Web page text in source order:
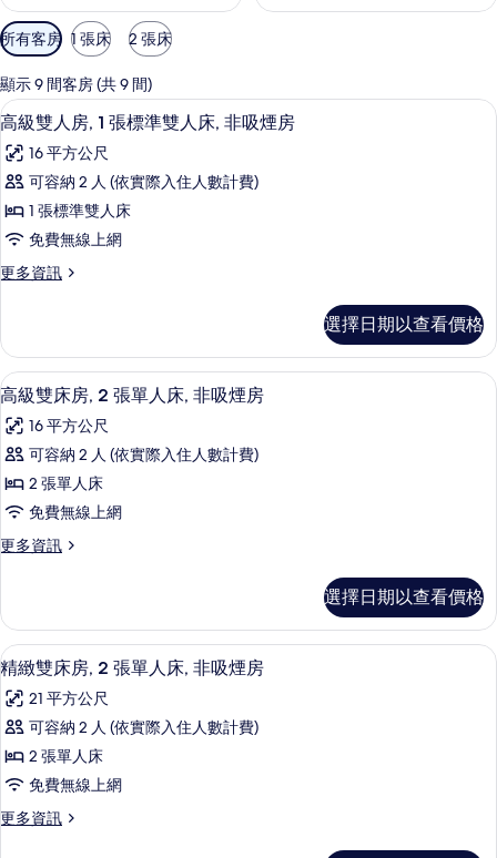
可
用
的
客
房
篩
選
條
所有客房 1 張床 2 張床
顯示 9 間客房 (共 9 間)
顯
示
高
級
雙
房,
張
標
準
雙
人
床,
非
吸
的
所
有
相
片
高級雙人房, 1 張標準雙人床, 非吸煙
3
高級雙人房, 1 張標準雙人床, 非吸煙房
16 平方公尺
可容納 2 人 (依實際入住人數計費)
1 張標準雙人床
免費無線上網
更多資訊
更
雙
人
房,
張
標
雙
人
非
的
詳
情
選擇日期以查看價格
顯
示
高
級
雙
房,
張
單
人
床,
非
吸
煙
房
迷你吧、客房內保險箱、書桌、遮光
2
高級雙床房, 2 張單人床, 非吸煙房
16 平方公尺
可容納 2 人 (依實際入住人數計費)
2 張單人床
免費無線上網
更多資訊
更
雙
床
房,
張
單
床,
非
煙
選擇日期以查看價格
顯
示
精
緻
雙
房,
迷你吧、客房內保險箱、書桌、遮光
3
精緻雙床房, 2 張單人床, 非吸煙房
21 平方公尺
可容納 2 人 (依實際入住人數計費)
2 張單人床
免費無線上網
更多資訊
更